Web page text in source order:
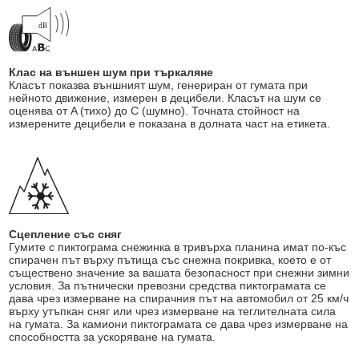
Клас на външен шум при търкаляне
Класът показва външният шум, генериран от гумата при
нейното движение, измерен в децибели. Класът на шум се
оценява от A (тихо) до C (шумно). Точната стойност на
измерените децибели е показана в долната част на етикета.
Сцепление със сняг
Гумите с пиктограма снежинка в тривърха планина имат по-къс
спирачен път върху пътища със снежна покривка, което е от
съществено значение за вашата безопасност при снежни зимни
условия. За пътнически превозни средства пиктограмата се
дава чрез измерване на спирачния път на автомобил от 25 км/ч
върху утъпкан сняг или чрез измерване на теглителната сила
на гумата. За камиони пиктограмата се дава чрез измерване на
способността за ускоряване на гумата.